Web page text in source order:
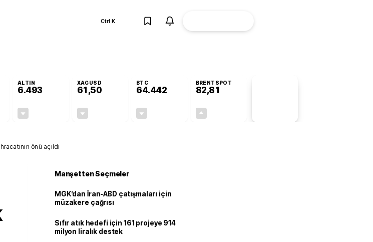
Ctrl K
ALTIN
6.493
XAGUSD
61,50
BTC
64.442
BRENTSPOT
82,81
önü açıldı
Manşetten Seçmeler
MGK’dan İran-ABD çatışmaları için
müzakere çağrısı
Sıfır atık hedefi için 161 projeye 914
milyon liralık destek